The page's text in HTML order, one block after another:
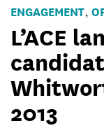
ENGAGEMENT,
L’ACE
2013